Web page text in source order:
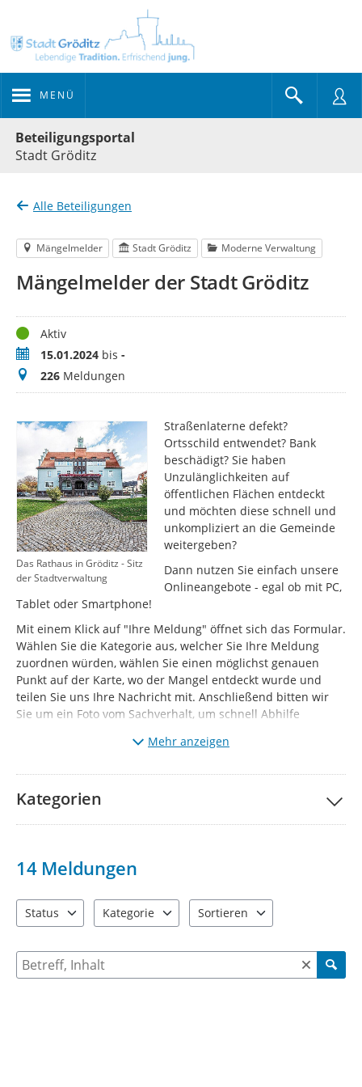
MENÜ
Beteiligungsportal
Stadt Gröditz
Alle Beteiligungen
Mängelmelder Stadt Gröditz Moderne Verwaltung
Mängelmelder der Stadt Gröditz
StatusAktiv
Zeitraum15.01.2024 bis -
Meldungen
226 Meldungen
Das Rathaus in Gröditz - Sitz
der Stadtverwaltung
Straßenlaterne defekt?
Ortsschild entwendet? Bank
beschädigt? Sie haben
Unzulänglichkeiten auf
öffentlichen Flächen entdeckt
und möchten diese schnell und
unkompliziert an die Gemeinde
weitergeben?
Dann nutzen Sie einfach unsere
Onlineangebote - egal ob mit PC,
Tablet oder Smartphone!
Mit einem Klick auf "Ihre Meldung" öffnet sich das Formular.
Wählen Sie die Kategorie aus, welcher Sie Ihre Meldung
zuordnen würden, wählen Sie einen möglichst genauen
Punkt auf der Karte, wo der Mangel entdeckt wurde und
teilen Sie uns Ihre Nachricht mit. Anschließend bitten wir
Sie um ein Foto vom Sachverhalt, um schnell Abhilfe
nachverfolgen, sobald eine initiale Bearbeitung und
Freigabe stattgefunden hat.
Mehr anzeigen
Kategorien
14 Meldungen
Status
Kategorie
Sortieren
Suche nach Meldungen und Kommentaren